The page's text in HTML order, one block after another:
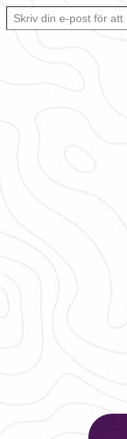
Hoppa
Skriv din e-post för att prenumerera på bloggen… Ett enkelt sätt att hålla sig uppdaterad automatiskt.